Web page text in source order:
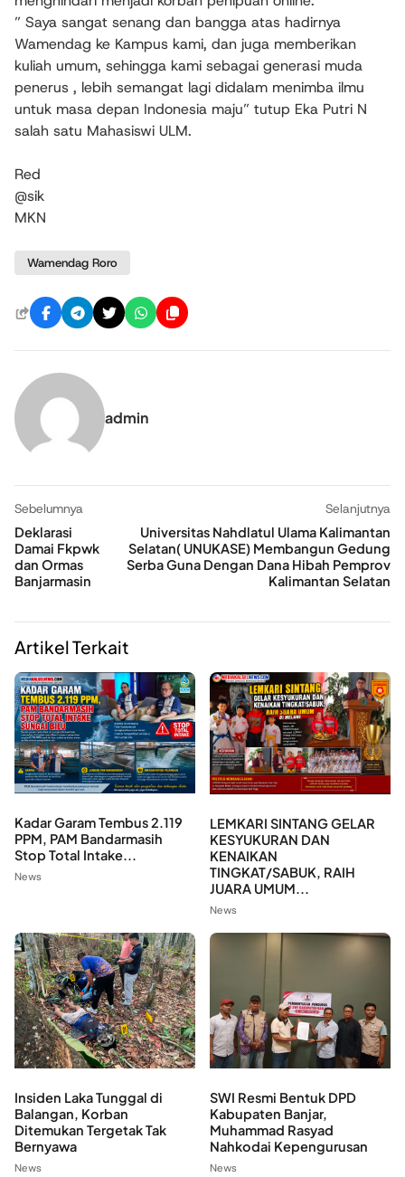
” Saya sangat senang dan bangga atas hadirnya
Wamendag ke Kampus kami, dan juga memberikan
kuliah umum, sehingga kami sebagai generasi muda
penerus , lebih semangat lagi didalam menimba ilmu
untuk masa depan Indonesia maju” tutup Eka Putri N
salah satu Mahasiswi ULM.
Red
@sik
MKN
Wamendag Roro
admin
Sebelumnya
Deklarasi
Damai Fkpwk
dan Ormas
Banjarmasin
Selanjutnya
Universitas Nahdlatul Ulama Kalimantan
Selatan( UNUKASE) Membangun Gedung
Serba Guna Dengan Dana Hibah Pemprov
Kalimantan Selatan
Artikel Terkait
Kadar Garam Tembus 2.119
PPM, PAM Bandarmasih
Stop Total Intake...
News
LEMKARI SINTANG GELAR
KESYUKURAN DAN
KENAIKAN
TINGKAT/SABUK, RAIH
JUARA UMUM...
News
Insiden Laka Tunggal di
Balangan, Korban
Ditemukan Tergetak Tak
Bernyawa
News
SWI Resmi Bentuk DPD
Kabupaten Banjar,
Muhammad Rasyad
Nahkodai Kepengurusan
News